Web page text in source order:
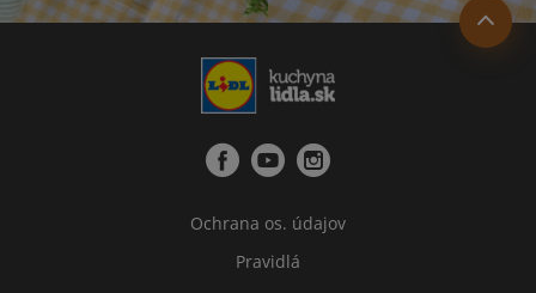
Ochrana os. údajov
Pravidlá